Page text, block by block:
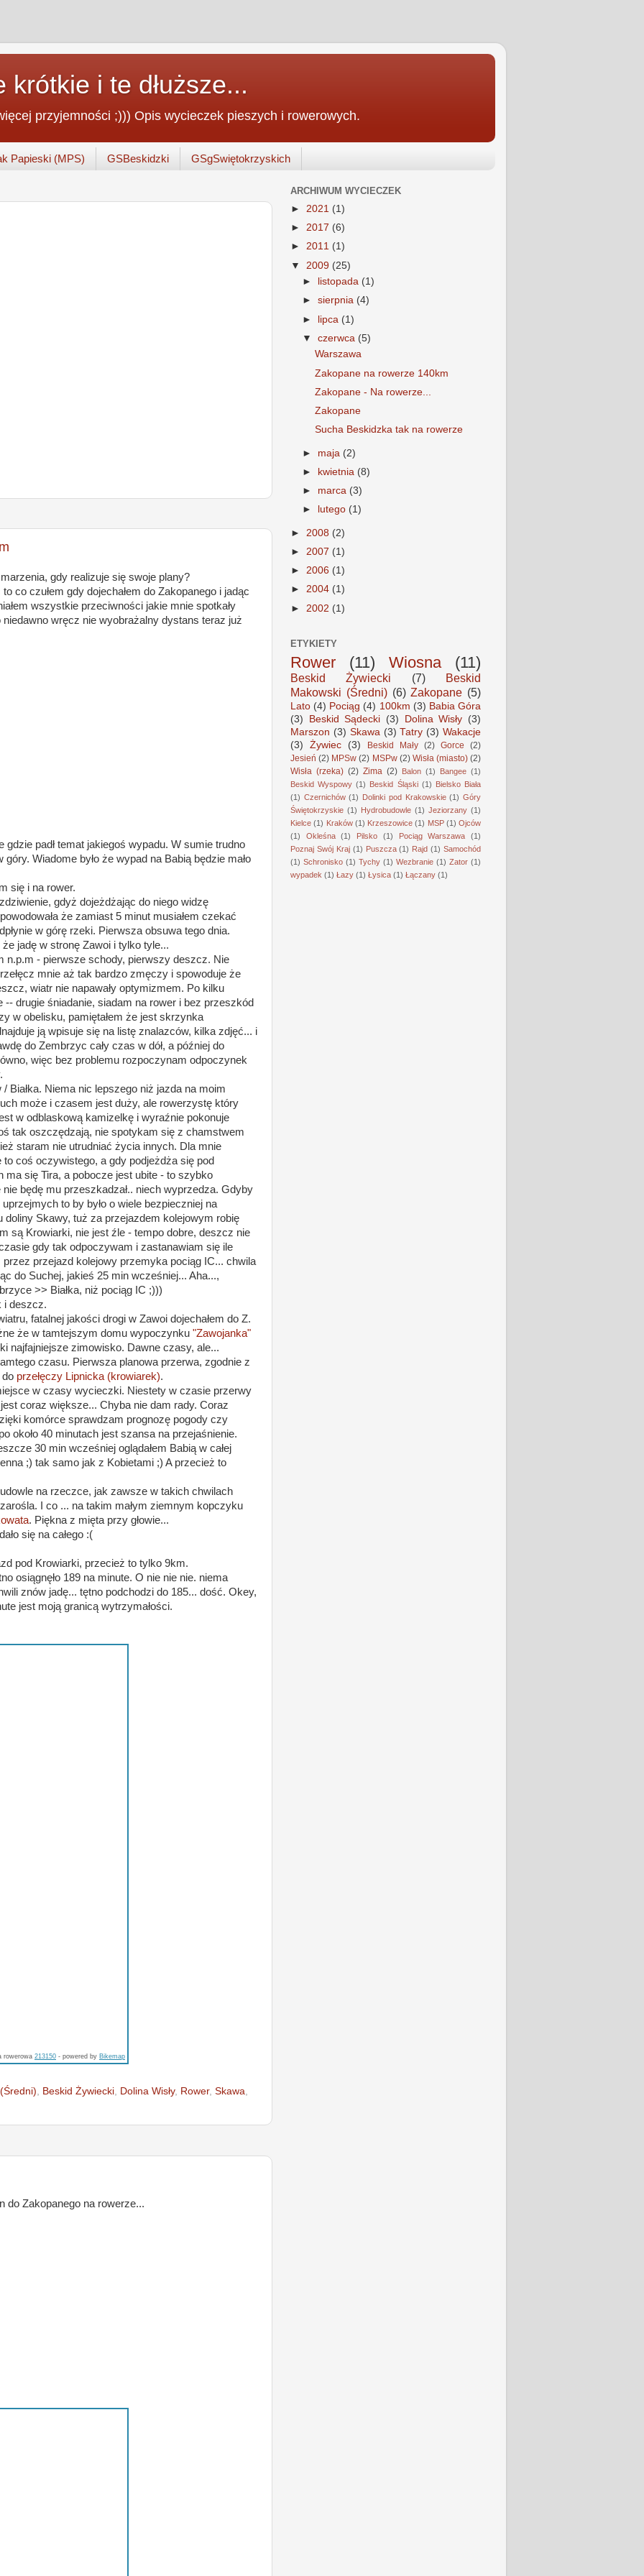
krótkie i te dłuższe...
przyjemności ;))) Opis wycieczek pieszych i rowerowych.
Papieski (MPS) GSBeskidzki GSgSwiętokrzyskich
gdy realizuje się swoje plany?
co czułem gdy dojechałem do Zakopanego i jadąc
wszystkie przeciwności jakie mnie spotkały
wręcz nie wyobrażalny dystans teraz już
gdzie padł temat jakiegoś wypadu. W sumie trudno
Wiadome było że wypad na Babią będzie mało
się i na rower.
gdyż dojeżdżając do niego widzę
że zamiast 5 minut musiałem czekać
w górę rzeki. Pierwsza obsuwa tego dnia.
jadę w stronę Zawoi i tylko tyle...
n.p.m - pierwsze schody, pierwszy deszcz. Nie
mnie aż tak bardzo zmęczy i spowoduje że
wiatr nie napawały optymizmem. Po kilku
drugie śniadanie, siadam na rower i bez przeszkód
w obelisku, pamiętałem że jest skrzynka
ją wpisuje się na listę znalazców, kilka zdjęć... i
do Zembrzyc cały czas w dół, a później do
więc bez problemu rozpoczynam odpoczynek
Białka. Niema nic lepszego niż jazda na moim
może i czasem jest duży, ale rowerzystę który
w odblaskową kamizelkę i wyraźnie pokonuje
tak oszczędzają, nie spotykam się z chamstwem
staram nie utrudniać życia innych. Dla mnie
coś oczywistego, a gdy podjeżdża się pod
ma się Tira, a pobocze jest ubite - to szybko
będę mu przeszkadzał.. niech wyprzedza. Gdyby
to by było o wiele bezpieczniej na
doliny Skawy, tuż za przejazdem kolejowym robię
są Krowiarki, nie jest źle - tempo dobre, deszcz nie
gdy tak odpoczywam i zastanawiam się ile
przejazd kolejowy przemyka pociąg IC... chwila
do Suchej, jakieś 25 min wcześniej... Aha...,
>> Białka, niż pociąg IC ;)))
i deszcz.
fatalnej jakości drogi w Zawoi dojechałem do Z.
że w tamtejszym domu wypoczynku "Zawojanka"
najfajniejsze zimowisko. Dawne czasy, ale...
czasu. Pierwsza planowa przerwa, zgodnie z
przełęczy Lipnicka (krowiarek).
w czasy wycieczki. Niestety w czasie przerwy
coraz większe... Chyba nie dam rady. Coraz
komórce sprawdzam prognozę pogody czy
około 40 minutach jest szansa na przejaśnienie.
30 min wcześniej oglądałem Babią w całej
;) tak samo jak z Kobietami ;) A przecież to
na rzeczce, jak zawsze w takich chwilach
I co ... na takim małym ziemnym kopczyku
. Piękna z mięta przy głowie...
się na całego :(
pod Krowiarki, przecież to tylko 9km.
osiągnęło 189 na minute. O nie nie nie. niema
znów jadę... tętno podchodzi do 185... dość. Okey,
jest moją granicą wytrzymałości.
rowerowa 213150 - powered by Bikemap
, Beskid Żywiecki, Dolina Wisły, Rower, Skawa,
do Zakopanego na rowerze...
ARCHIWUM WYCIECZEK
► 2021 (1)
► 2017 (6)
► 2011 (1)
▼ 2009 (25)
►
listopada (1)
►sierpnia (4)
► lipca (1)
▼czerwca (5)
Warszawa
Zakopane na rowerze 140km
Zakopane - Na rowerze...
Zakopane
Sucha Beskidzka tak na rowerze
► maja (2)
►
kwietnia (8)
► marca (3)
►
lutego (1)
► 2008 (2)
► 2007 (1)
► 2006 (1)
► 2004 (1)
► 2002 (1)
ETYKIETY
Rower (11) Wiosna (11)
Beskid Żywiecki (7)
Beskid
Makowski (Średni) (6) Zakopane (5)
Lato (4) Pociąg (4) 100km (3) Babia Góra
(3)
Beskid Sądecki (3) Dolina Wisły (3)
Marszon (3) Skawa (3) Tatry (3) Wakacje
(3)
Żywiec (3) Beskid Mały (2) Gorce
(2)
Jesień (2) MPSw (2) MSPw (2) Wisła (miasto) (2)
Wisła (rzeka) (2) Zima (2) Balon (1) Bangee (1)
Beskid Wyspowy (1) Beskid Śląski (1)
Bielsko Biała
(1) Czernichów (1) Dolinki pod Krakowskie (1) Góry
Świętokrzyskie (1) Hydrobudowle (1) Jeziorzany (1)
Kielce (1) Kraków (1) Krzeszowice (1) MSP (1) Ojców
(1)
Okleśna (1) Pilsko (1) Pociąg Warszawa
(1)
Poznaj Swój Kraj (1) Puszcza (1) Rajd (1) Samochód
(1) Schronisko (1) Tychy (1) Wezbranie (1) Zator (1)
wypadek (1) Łazy (1) Łysica (1) Łączany (1)